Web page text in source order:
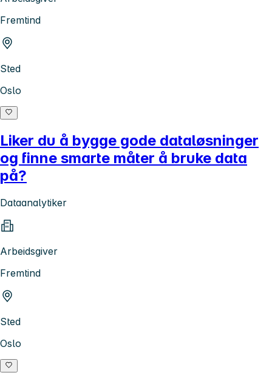
Fremtind
Sted
Oslo
Liker du å bygge gode dataløsninger
og finne smarte måter å bruke data
på?
Dataanalytiker
Arbeidsgiver
Fremtind
Sted
Oslo